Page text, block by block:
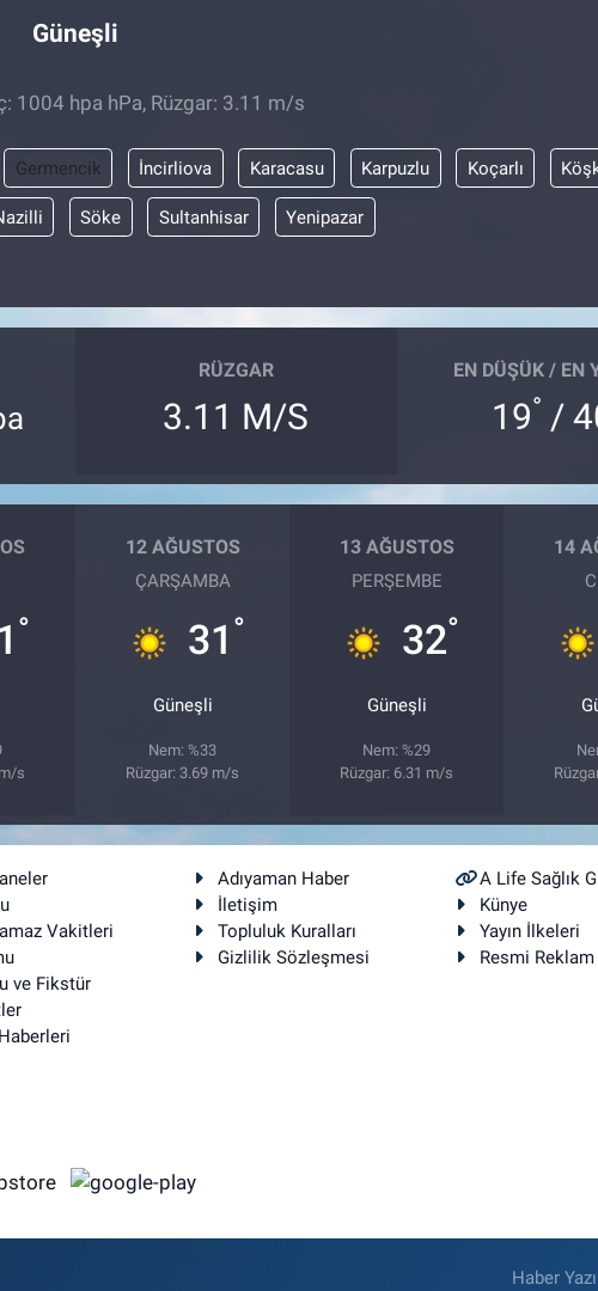
Güneşli
1004 hpa hPa, Rüzgar: 3.11 m/s
Germencik İncirliova Karacasu Karpuzlu Koçarlı
Söke Sultanhisar Yenipazar
RÜZGAR
3.11 M/S
EN DÜŞÜK / EN
19° /
°
s
12 AĞUSTOS
ÇARŞAMBA
31 °
Güneşli
Nem: %33
Rüzgar: 3.69 m/s
13 AĞUSTOS
PERŞEMBE
32°
Güneşli
Nem: %29
Rüzgar: 6.31 m/s
14
Vakitleri
ve Fikstür
Adıyaman Haber
A Life Sağlık
İletişim
Künye
Topluluk Kuralları
Yayın İlkeleri
Gizlilik Sözleşmesi
Resmi Reklam
Haber